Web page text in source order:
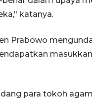
katanya.
Prabowo
para tokoh